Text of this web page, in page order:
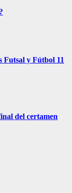
Futsal y Fútbol 11
del certamen